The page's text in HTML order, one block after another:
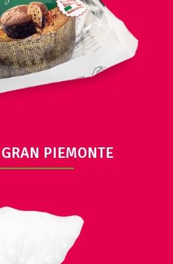
DETALLE
PIEMONTE